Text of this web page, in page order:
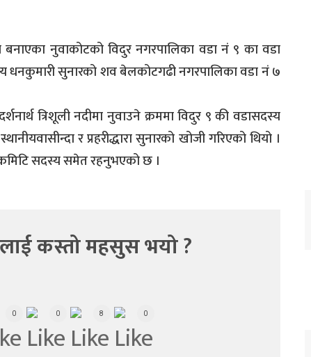
बनाएका नुवाकोटको विदुर नगरपालिका वडा नं ९ का वडा
सुनारको शव बेलकोटगढी नगरपालिका वडा नं ७
त्रिशूली नदीमा नुवाउने क्रममा विदुर ९ की वडासदस्य
र प्रहरीद्धारा सुनारको खोजी गरिएको थियो ।
सदस्य समेत रहनुभएको छ ।
कस्तो महसुस भयो ?
0 0 8 0